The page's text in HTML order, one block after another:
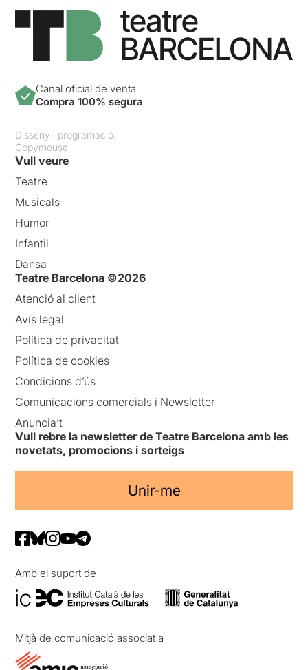
Canal oficial de venta
Compra 100% segura
Disseny i programació:
Copymouse
Vull veure
Teatre
Musicals
Humor
Infantil
Dansa
Teatre Barcelona ©2026
Atenció al client
Avís legal
Política de privacitat
Política de cookies
Condicions d’ús
Comunicacions comercials i Newsletter
Anuncia’t
Vull rebre la newsletter de Teatre Barcelona amb les
novetats, promocions i sorteigs
Unir-me
Amb el suport de
Mitjà de comunicació associat a